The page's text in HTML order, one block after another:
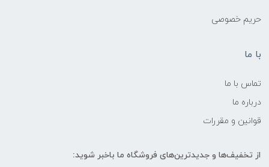
حریم خصوصی
با ما
تماس با ما
درباره ما
قوانین و مقررات
از تخفیف‌ها و جدیدترین‌های فروشگاه ما باخبر شوید: